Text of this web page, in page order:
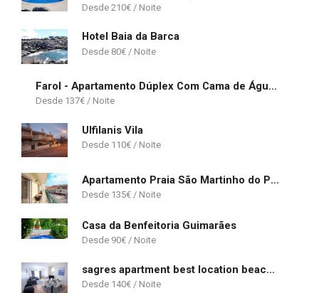
210€
Hotel Baia da Barca
80€
Farol - Apartamento Dúplex Com Cama de Água - Duna Parque Group
137€
Ulfilanis Vila
110€
Apartamento Praia São Martinho do Porto
135€
Casa da Benfeitoria Guimarães
90€
sagres apartment best location beach and town life
140€